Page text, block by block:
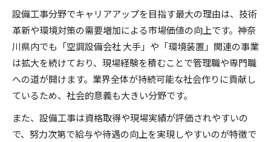
設備工事分野でキャリアアップを目指す最大の理由は、技術
革新や環境対策の需要増加による市場価値の向上です。神奈
川県内でも「空調設備会社 大手」や「環境装置」関連の事業
は拡大を続けており、現場経験を積むことで管理職や専門職
への道が開けます。業界全体が持続可能な社会作りに貢献し
ているため、社会的意義も大きい分野です。
また、設備工事は資格取得や現場実績が評価されやすいの
で、努力次第で給与や待遇の向上を実現しやすいのが特徴で